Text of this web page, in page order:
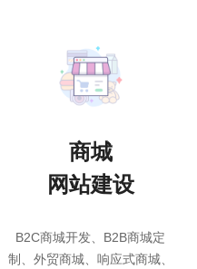
商城
网站建设
B2C商城开发、B2B商城定
制、外贸商城、响应式商城、